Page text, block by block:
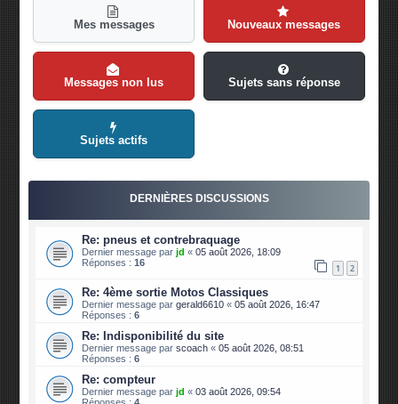
Mes messages Nouveaux messages
Messages non lus Sujets sans réponse
Sujets actifs
DERNIÈRES DISCUSSIONS
Re: pneus et contrebraquage
Dernier message parjd «05 août 2026, 18:09
Réponses :16 1 2
Re: 4ème sortie Motos Classiques
Dernier message pargerald6610 «05 août 2026, 16:47
Réponses :6
Re: Indisponibilité du site
Dernier message parscoach «05 août 2026, 08:51
Réponses :6
Re: compteur
Dernier message parjd «03 août 2026, 09:54